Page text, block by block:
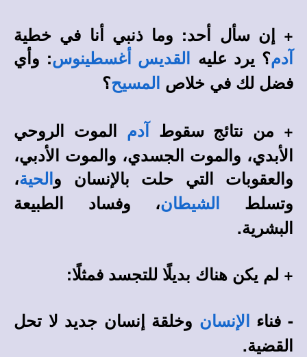
+ إن سأل أحد: وما ذنبي أنا في خطية
آدم؟ يرد عليه القديس أغسطينوس: وأي
فضل لك في خلاص
المسيح؟
+ من نتائج سقوط آدم
الموت الروحي
الأبدي، والموت الجسدي، والموت الأدبي،
والعقوبات التي حلت بالإنسان و الحية،
وتسلط
الشيطان، وفساد الطبيعة
البشرية.
+ لم يكن هناك بديلًا للتجسد فمثلًا:
- فناء
الإنسان وخلقة إنسان جديد لا تحل
القضية.